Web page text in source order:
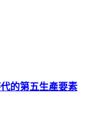
的第五生產要素